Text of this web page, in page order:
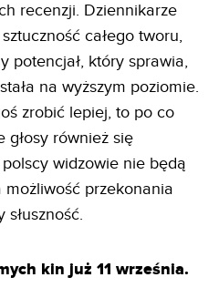
recenzji. Dziennikarze
całego tworu,
potencjał, który sprawia,
na wyższym poziomie.
zrobić lepiej, to po co
głosy również się
widzowie nie będą
możliwość przekonania
kin już 11 września.